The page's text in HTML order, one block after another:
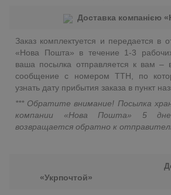
Доставка компанією
Заказ комплектуется и передается в
«Нова Пошта» в течение 1-3
ваша посылка отправляется к вам –
сообщение с номером ТТН, по
узнать дату прибытия заказа в пункт
*** Обратите внимание! Посылка
компании «Нова Пошта» 5
возвращается обратно к
«Укрпочтой»